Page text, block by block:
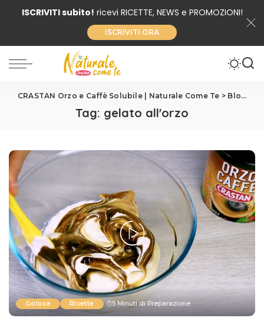
ISCRIVITI subito! ricevi RICETTE, NEWS e PROMOZIONI!
ISCRIVITI ORA
CRASTAN Orzo e Caffè Solubile | Naturale Come Te > Blog
Tag: gelato all'orzo
Golose Ricette 5 Minuti di Preparazione